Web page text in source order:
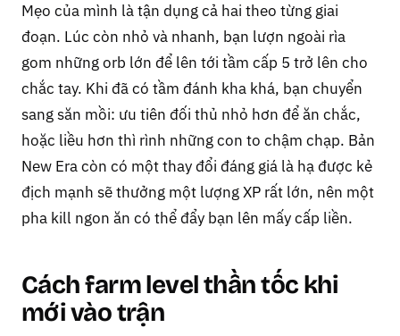
Mẹo của mình là tận dụng cả hai theo từng giai
đoạn. Lúc còn nhỏ và nhanh, bạn lượn ngoài rìa
gom những orb lớn để lên tới tầm cấp 5 trở lên cho
chắc tay. Khi đã có tầm đánh kha khá, bạn chuyển
sang săn mồi: ưu tiên đối thủ nhỏ hơn để ăn chắc,
hoặc liều hơn thì rình những con to chậm chạp. Bản
New Era còn có một thay đổi đáng giá là hạ được kẻ
địch mạnh sẽ thưởng một lượng XP rất lớn, nên một
pha kill ngon ăn có thể đẩy bạn lên mấy cấp liền.
Cách farm level thần tốc khi
mới vào trận